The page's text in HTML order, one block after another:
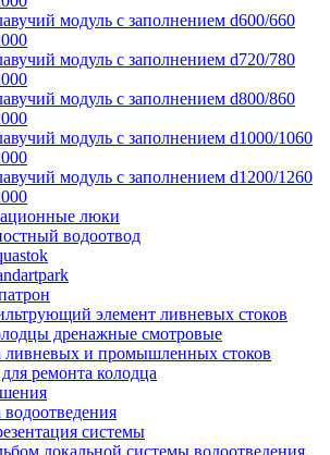
модуль с заполнением d600/660
модуль с заполнением d720/780
модуль с заполнением d800/860
модуль с заполнением d1000/1060
модуль с заполнением d1200/1260
люки
водоотвод
элемент ливневых стоков
дренажные смотровые
ливневых и промышленных стоков
ремонта колодца
системы
локальной системы водоотведения